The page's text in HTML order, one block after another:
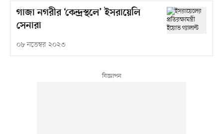
গাজা নগরীর ‘কেন্দ্রস্থলে’ ইসরায়েলি
সেনারা
০৮ নভেম্বর ২০২৩